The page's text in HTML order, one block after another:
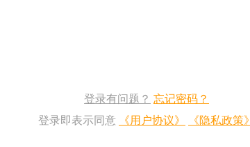
登录有问题？ 忘记密码？
登录即表示同意
《用户协议》
《隐私政策》